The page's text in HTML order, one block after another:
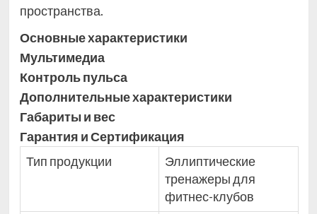
пространства.
Основные xарактеристики
Мультимедиа
Контроль пульса
Дополнительные xарактеристики
Габариты и вес
Гарантия и Сертификация
Тип продукции
Эллиптические
тренажеры для
фитнес-клубов